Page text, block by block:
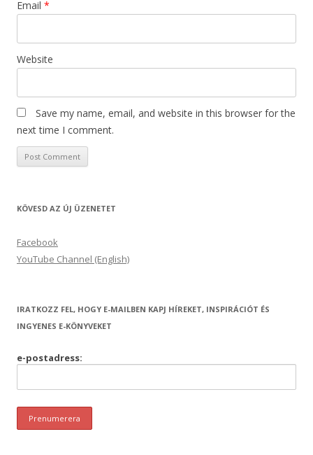
Email *
Website
Save my name, email, and website in this browser for the
next time I comment.
KÖVESD AZ ÚJ ÜZENETET
Facebook
YouTube Channel (English)
IRATKOZZ FEL, HOGY E-MAILBEN KAPJ HÍREKET, INSPIRÁCIÓT ÉS
INGYENES E-KÖNYVEKET
e-postadress: